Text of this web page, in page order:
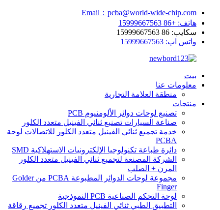
Email：pcba@world-wide-chip.com
هاتف: +86 15999667563
سكايب: 86 15999667563
واتس اب: 15999667563
بيت
معلومات عنا
منطقة العلامة التجارية
منتجات
تصنيع لوحات دوائر الألومنيوم PCB
صناعة السيارات تصنيع ثنائي الفينيل متعدد الكلور
خدمة تجميع ثنائي الفينيل متعدد الكلور للاتصالات لوحة
PCBA
دائرة طباعة تكنولوجيا الإلكترونيات الاستهلاكية SMD
الشركة المصنعة لتجميع ثنائي الفينيل متعدد الكلور
المرن + الصلب
مجموعة لوحات الدوائر المطبوعة PCBA من Golder
Finger
لوحة التحكم الصناعية PCB النموذجية
التطبيق الطبي ثنائي الفينيل متعدد الكلور تجميع رقاقة